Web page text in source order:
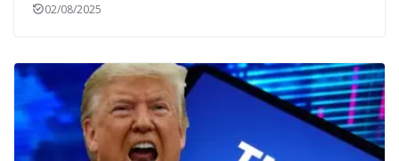
02/08/2025